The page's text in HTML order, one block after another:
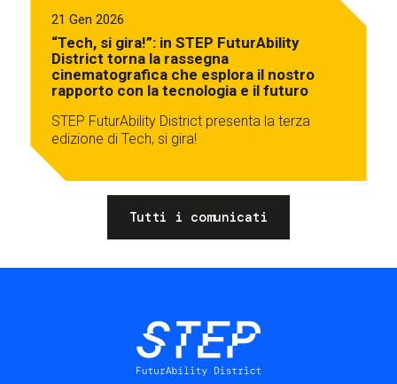
21 Gen 2026
“Tech, si gira!”: in STEP FuturAbility
District torna la rassegna
cinematografica che esplora il nostro
rapporto con la tecnologia e il futuro
STEP FuturAbility District presenta la terza
edizione di Tech, si gira!
Tutti i comunicati